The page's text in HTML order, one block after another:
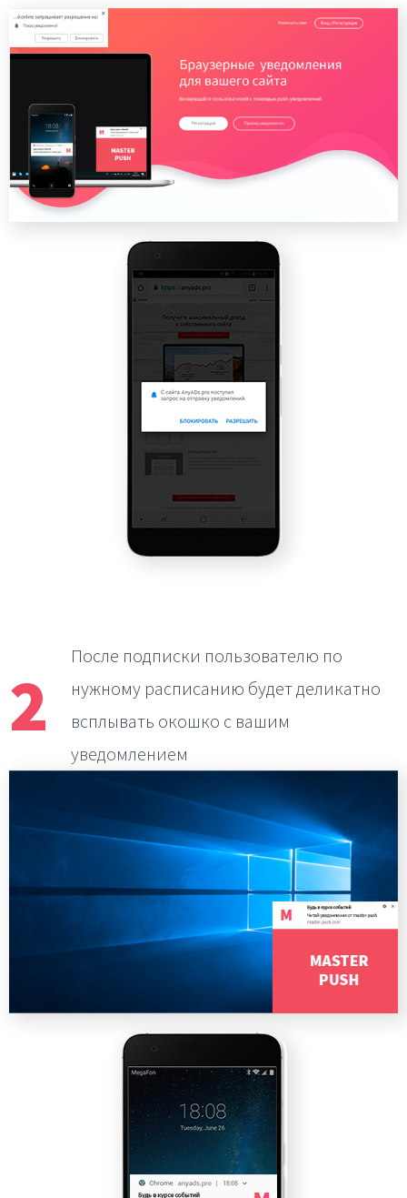
2
После подписки пользователю по
нужному расписанию будет деликатно
всплывать окошко с вашим
уведомлением